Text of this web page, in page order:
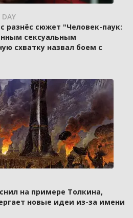
разнёс сюжет "Человек-паук:
сексуальным
схватку назвал боем с
на примере Толкина,
новые идеи из-за имени